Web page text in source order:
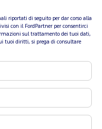
riportati di seguito per dar corso alla
con il FordPartner per consentirci
sul trattamento dei tuoi dati,
tuoi diritti, si prega di consultare